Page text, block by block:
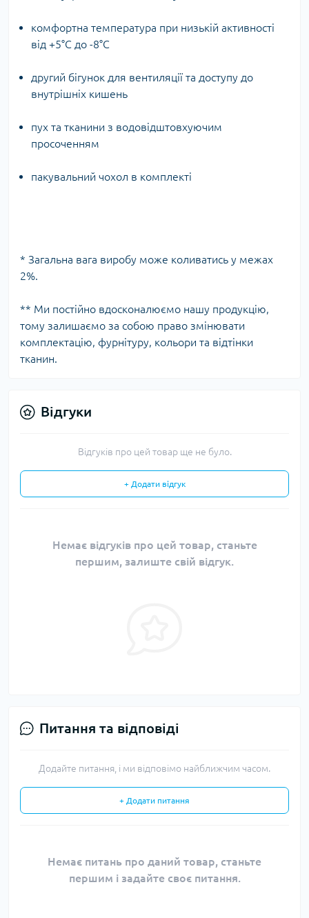
комфортна температура при низькій активності
від +5°C до -8°C
другий бігунок для вентиляції та доступу до
внутрішніх кишень
пух та тканини з водовідштовхуючим
просоченням
пакувальний чохол в комплекті
* Загальна вага виробу може коливатись у межах
2%.
** Ми постійно вдосконалюємо нашу продукцію,
тому залишаємо за собою право змінювати
комплектацію, фурнітуру, кольори та відтінки
тканин.
Відгуки
Відгуків про цей товар ще не було.
+ Додати відгук
Немає відгуків про цей товар, станьте
першим, залиште свій відгук.
Питання та відповіді
Додайте питання, і ми відповімо найближчим часом.
+ Додати питання
Немає питань про даний товар, станьте
першим і задайте своє питання.